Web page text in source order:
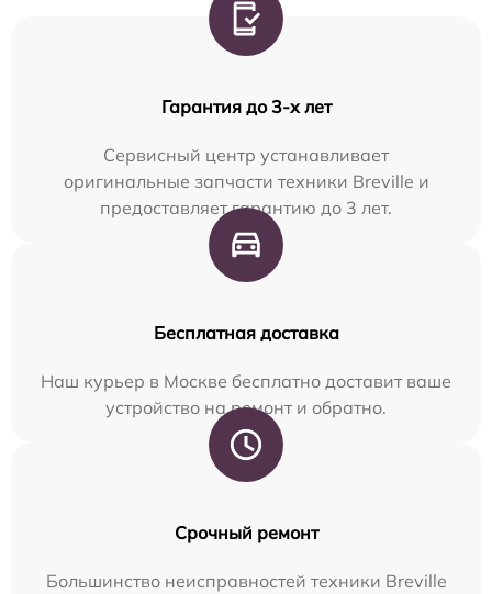
Гарантия до 3-х лет
Сервисный центр устанавливает
оригинальные запчасти техники Breville и
предоставляет гарантию до 3 лет.
Бесплатная доставка
Наш курьер в Москве бесплатно доставит ваше
устройство на ремонт и обратно.
Срочный ремонт
Большинство неисправностей техники Breville